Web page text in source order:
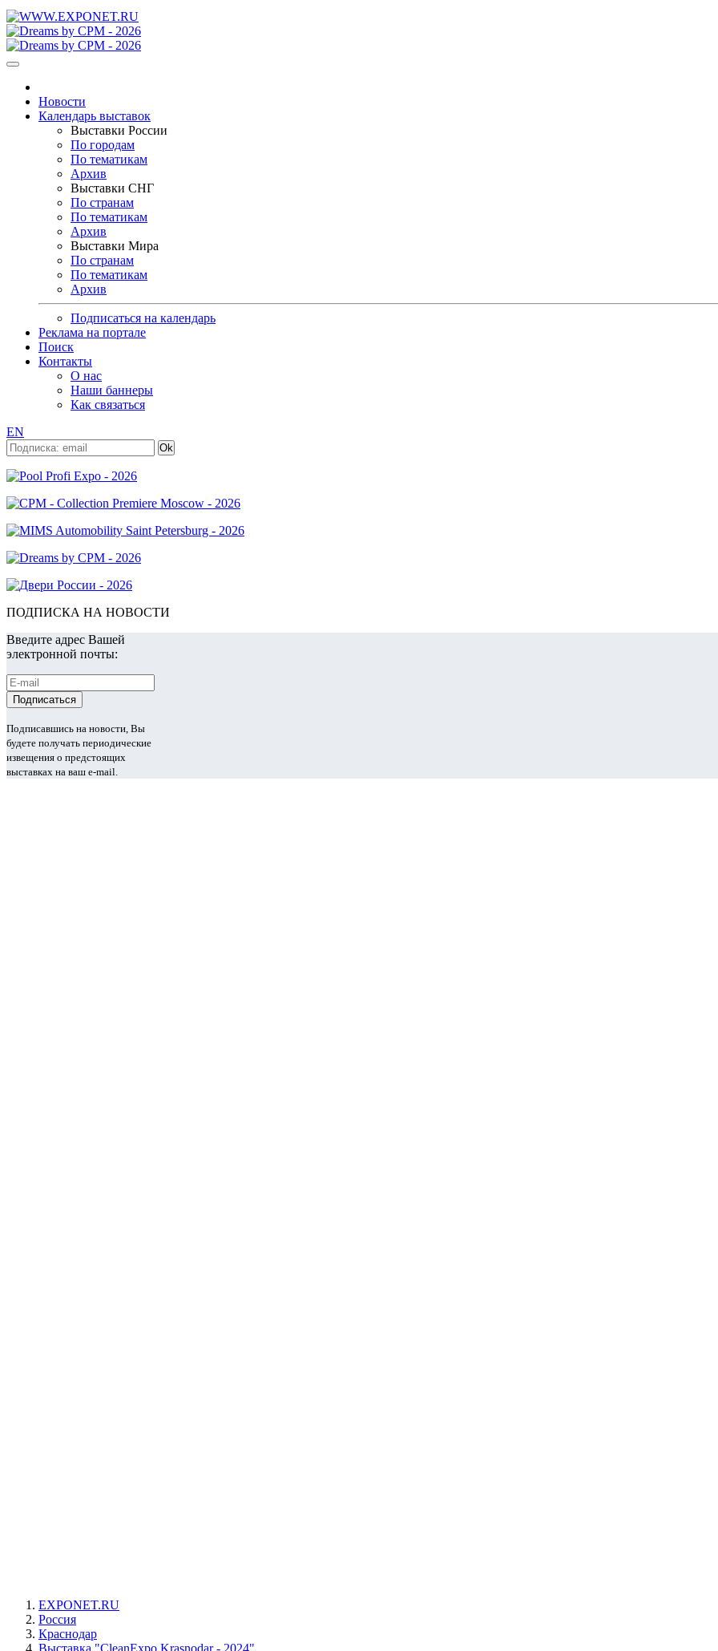
Новости
Календарь выставок
Выставки России
По городам
По тематикам
Архив
Выставки СНГ
По странам
По тематикам
Архив
Выставки Мира
По странам
По тематикам
Архив
Подписаться на календарь
Реклама на портале
Поиск
Контакты
О нас
Наши баннеры
Как связаться
EN
ПОДПИСКА НА НОВОСТИ
Введите адрес Вашей
электронной почты:
Подписавшись на новости, Вы
будете получать периодические
извещения о предстоящих
выставках на ваш e-mail.
EXPONET.RU
Россия
Краснодар
Выставка "CleanExpo Krasnodar - 2024"